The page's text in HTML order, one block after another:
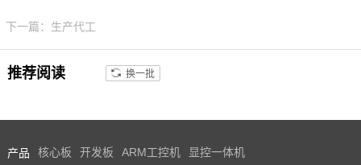
下一篇：生产代工
推荐阅读 换一批
产品 核心板 开发板 ARM工控机 显控一体机